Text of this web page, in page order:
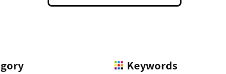
Keywords